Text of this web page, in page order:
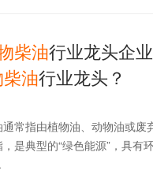
柴油行业龙头企
柴油行业龙头？
常指由植物油、动物油或废
是典型的“绿色能源”，具有